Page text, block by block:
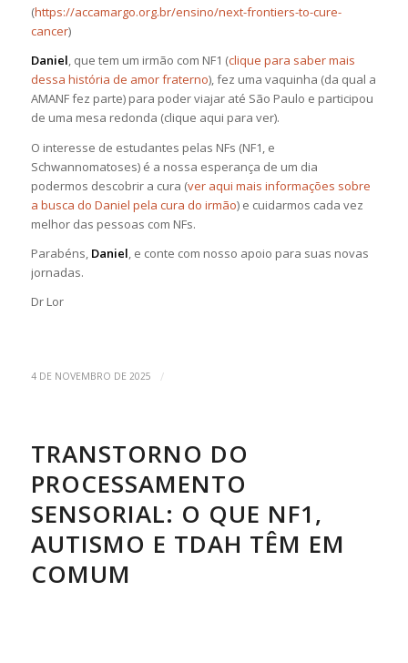
(https://accamargo.org.br/ensino/next-frontiers-to-cure-
cancer)
Daniel, que tem um irmão com NF1 (clique para saber mais
dessa história de amor fraterno), fez uma vaquinha (da qual a
AMANF fez parte) para poder viajar até São Paulo e participou
de uma mesa redonda (clique aqui para ver).
O interesse de estudantes pelas NFs (NF1, e
Schwannomatoses) é a nossa esperança de um dia
podermos descobrir a cura (ver aqui mais informações sobre
a busca do Daniel pela cura do irmão) e cuidarmos cada vez
melhor das pessoas com NFs.
Parabéns, Daniel , e conte com nosso apoio para suas novas
jornadas.
Dr Lor
4 DE NOVEMBRO DE 2025 /
TRANSTORNO DO
PROCESSAMENTO
SENSORIAL: O QUE NF1,
AUTISMO E TDAH TÊM EM
COMUM